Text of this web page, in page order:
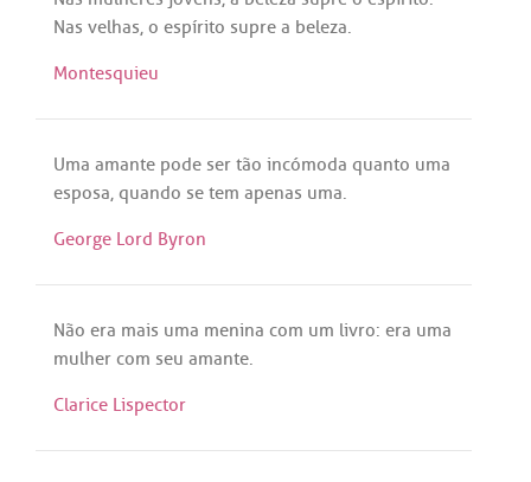
Nas velhas, o espírito supre a beleza.
Montesquieu
Uma amante pode ser tão incómoda quanto uma
esposa, quando se tem apenas uma.
George Lord Byron
Não era mais uma menina com um livro: era uma
mulher com seu amante.
Clarice Lispector